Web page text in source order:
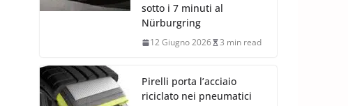
sotto i 7 minuti al
Nürburgring
12 Giugno 2026 3 min read
Pirelli porta l’acciaio
riciclato nei pneumatici